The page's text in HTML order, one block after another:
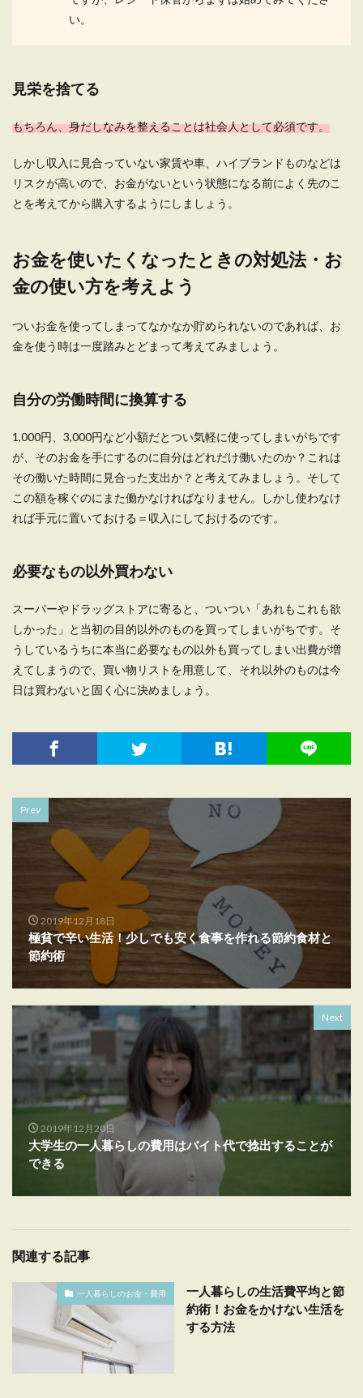
い。
見栄を捨てる
もちろん、身だしなみを整えることは社会人として必須です。
しかし収入に見合っていない家賃や車、ハイブランドものなどは
リスクが高いので、お金がないという状態になる前によく先のこ
とを考えてから購入するようにしましょう。
お金を使いたくなったときの対処法・お
金の使い方を考えよう
ついお金を使ってしまってなかなか貯められないのであれば、お
金を使う時は一度踏みとどまって考えてみましょう。
自分の労働時間に換算する
1,000円、3,000円など小額だとつい気軽に使ってしまいがちです
が、そのお金を手にするのに自分はどれだけ働いたのか？これは
その働いた時間に見合った支出か？と考えてみましょう。そして
この額を稼ぐのにまた働かなければなりません。しかし使わなけ
れば手元に置いておける＝収入にしておけるのです。
必要なもの以外買わない
スーパーやドラッグストアに寄ると、ついつい「あれもこれも欲
しかった」と当初の目的以外のものを買ってしまいがちです。そ
うしているうちに本当に必要なもの以外も買ってしまい出費が増
えてしまうので、買い物リストを用意して、それ以外のものは今
日は買わないと固く心に決めましょう。
Prev
2019年12月18日
極貧で辛い生活！少しでも安く食事を作れる節約食材と
節約術
Next
2019年12月20日
大学生の一人暮らしの費用はバイト代で捻出することが
できる
関連する記事
一人暮らしのお金・費用
一人暮らしの生活費平均と節
約術！お金をかけない生活を
する方法